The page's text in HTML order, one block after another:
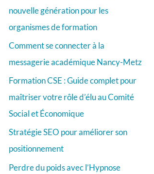
r
c
h
nouvelle génération pour les
organismes de formation
Comment se connecter à la
messagerie académique Nancy-Metz
Formation CSE : Guide complet pour
maîtriser votre rôle d’élu au Comité
Social et Économique
Stratégie SEO pour améliorer son
positionnement
Perdre du poids avec l’Hypnose